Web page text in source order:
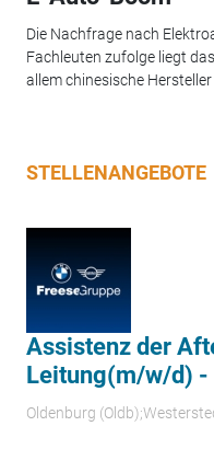
Die Nachfrage nach
Fachleuten zufolge liegt
allem chinesische
STELLENANGEBOTE
Assistenz der
Leitung(m/w/d) -
Oldenburg